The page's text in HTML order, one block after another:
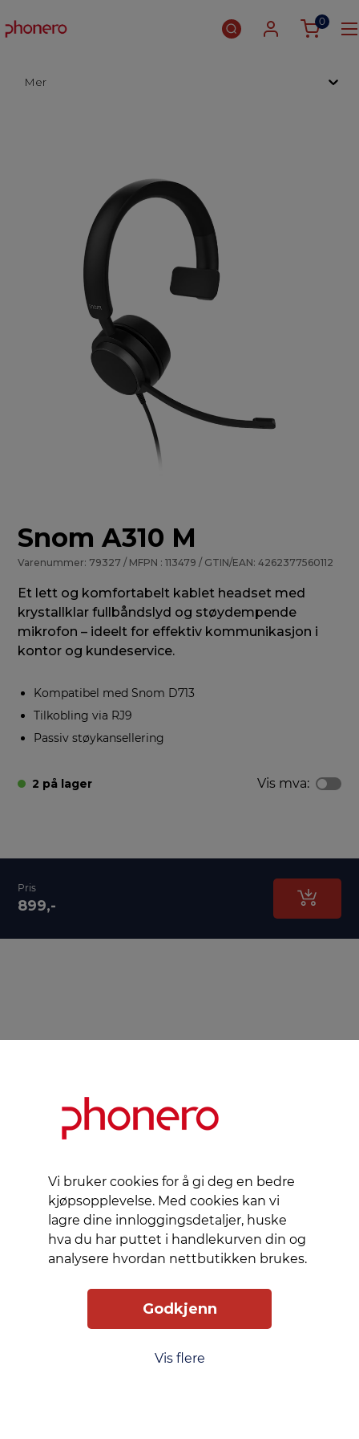
Vi bruker cookies for å gi deg en bedre
kjøpsopplevelse. Med cookies kan vi
lagre dine innloggingsdetaljer, huske
hva du har puttet i handlekurven din og
analysere hvordan nettbutikken brukes.
Godkjenn
Vis flere
0
Mer
Snom A310 M
Varenummer: 79327 / MFPN : 113479 / GTIN/EAN: 4262377560112
Et lett og komfortabelt kablet headset med
krystallklar fullbåndslyd og støydempende
mikrofon – ideelt for effektiv kommunikasjon i
kontor og kundeservice.
Kompatibel med Snom D713
Tilkobling via RJ9
Passiv støykansellering
2 på lager Vis mva:
Pris
899,-
Smart Mobilkjøp
Personvern
Kjøpsbetingelser
Kontakt oss
Phonero
Skippergata 23, 4611 Kristiansand
phonero.no